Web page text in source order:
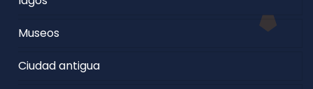
Museos
Ciudad antigua